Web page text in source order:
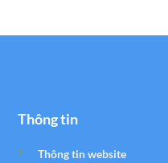
Thông tin
Thông tin website